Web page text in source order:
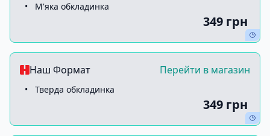
• М'яка обкладинка
349 грн
Наш Формат Перейти в магазин
• Тверда обкладинка
349 грн